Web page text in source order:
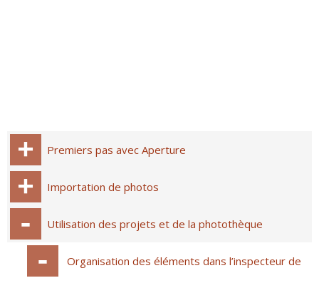
Premiers pas avec Aperture
Importation de photos
Utilisation des projets et de la photothèque
Organisation des éléments dans l’inspecteur de